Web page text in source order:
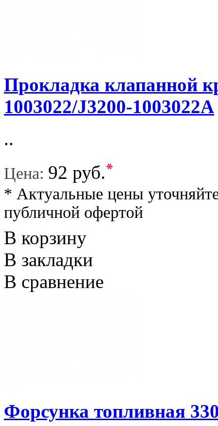
Прокладка клапанной
1003022/J3200-1003022A
..
Цена: 92 руб.*
* Актуальные цены
публичной офертой
В корзину
В закладки
В сравнение
Форсунка топливная